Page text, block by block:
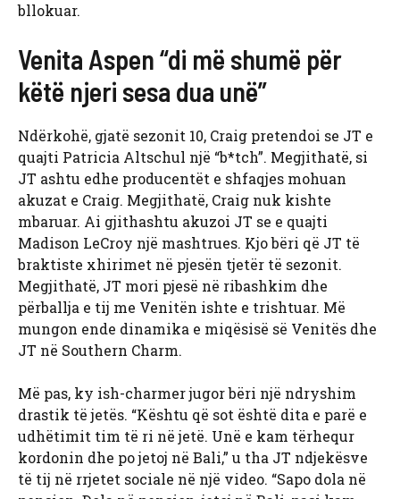
bllokuar.
Venita Aspen “di më shumë për
këtë njeri sesa dua unë”
Ndërkohë, gjatë sezonit 10, Craig pretendoi se JT e
quajti Patricia Altschul një “b*tch”. Megjithatë, si
JT ashtu edhe producentët e shfaqjes mohuan
akuzat e Craig. Megjithatë, Craig nuk kishte
mbaruar. Ai gjithashtu akuzoi JT se e quajti
Madison LeCroy një mashtrues. Kjo bëri që JT të
braktiste xhirimet në pjesën tjetër të sezonit.
Megjithatë, JT mori pjesë në ribashkim dhe
përballja e tij me Venitën ishte e trishtuar. Më
mungon ende dinamika e miqësisë së Venitës dhe
JT në Southern Charm.
Më pas, ky ish-charmer jugor bëri një ndryshim
drastik të jetës. “Kështu që sot është dita e parë e
udhëtimit tim të ri në jetë. Unë e kam tërhequr
kordonin dhe po jetoj në Bali,” u tha JT ndjekësve
të tij në rrjetet sociale në një video. “Sapo dola në